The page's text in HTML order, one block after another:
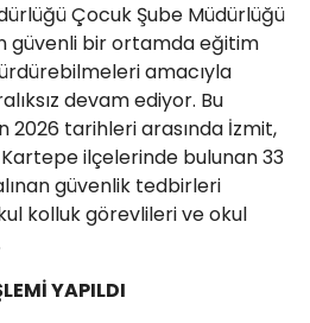
Çocuk Şube Müdürlüğü
güvenli bir ortamda eğitim
amacıyla
devam ediyor. Bu
2026 tarihleri arasında İzmit,
ilçelerinde bulunan 33
güvenlik tedbirleri
kolluk görevlileri ve okul
YAPILDI